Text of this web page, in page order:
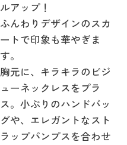
ルアップ！
ふんわりデザインのスカ
ートで印象も華やぎま
す。
胸元に、キラキラのビジ
ューネックレスをプラ
ス。小ぶりのハンドバッ
グや、エレガントなスト
ラップパンプスを合わせ